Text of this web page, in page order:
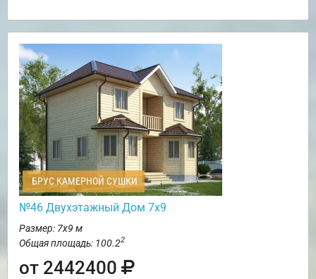
БРУС КАМЕРНОЙ СУШКИ
№46 Двухэтажный Дом 7х9
Размер: 7х9 м
Общая площадь: 100.22
от 2442400